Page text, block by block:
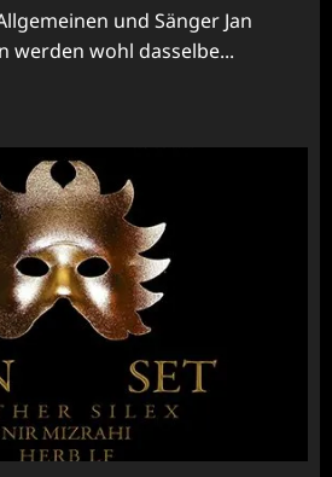
und Sänger Jan
werden wohl dasselbe...